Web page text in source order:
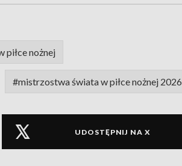
piłce nożnej
#mistrzostwa świata w piłce nożnej 2026
UDOSTĘPNIJ NA X